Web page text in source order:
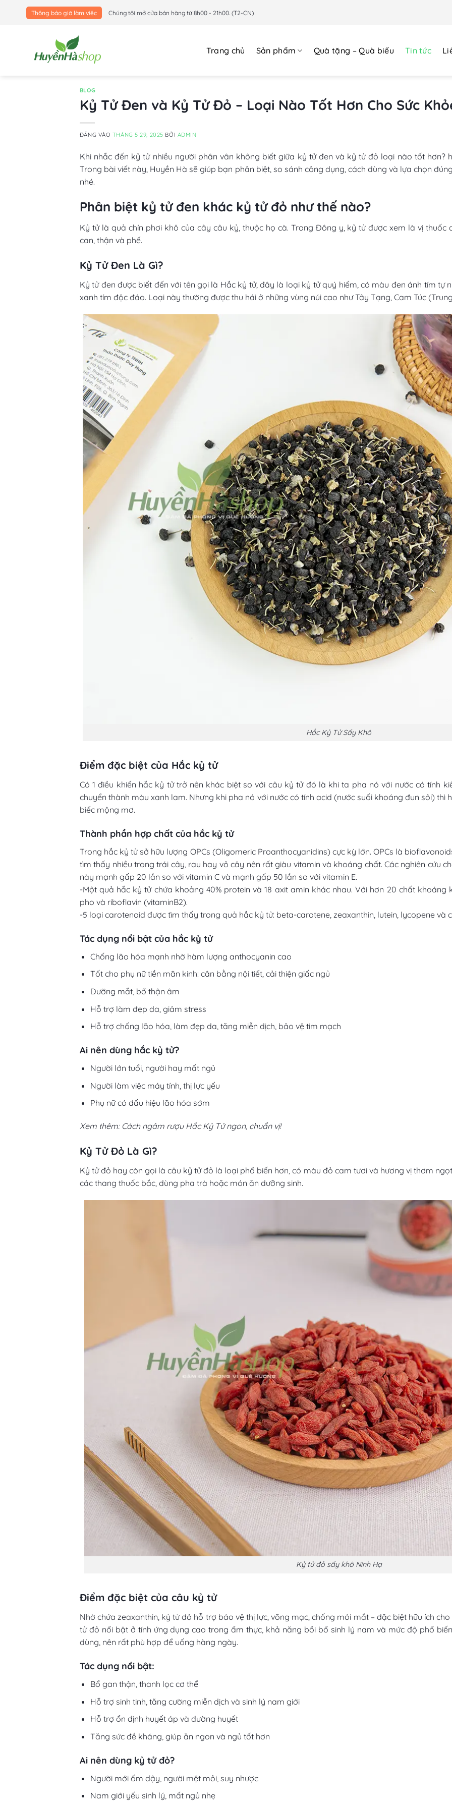
Thông báo giờ làm việc Chúng tôi mở cửa bán hàng từ 8h00 - 21h00. (T2-CN)
Trang chủ Sản phẩm Quà tặng – Quà biếu Tin tức
BLOG
Kỷ Tử Đen và Kỷ Tử Đỏ – Loại Nào Tốt Hơn Cho Sức
ĐĂNG VÀO THÁNG 5 29, 2025 BỞI ADMIN
Khi nhắc đến kỷ tử nhiều người phân vân không biết giữa kỷ tử đen và kỷ tử đỏ loại nào tốt
Trong bài viết này, Huyền Hà sẽ giúp bạn phân biệt, so sánh công dụng, cách dùng và lựa chọn
nhé.
Phân biệt kỷ tử đen khác kỷ tử đỏ như thế nào?
Kỷ tử là quả chín phơi khô của cây câu kỷ, thuộc họ cà. Trong Đông y, kỷ tử được xem là vị thuốc
can, thận và phế.
Kỷ Tử Đen Là Gì?
Kỷ tử đen được biết đến với tên gọi là Hắc kỷ tử, đây là loại kỷ tử quý hiếm, có màu đen ánh tím tự
xanh tím độc đáo. Loại này thường được thu hái ở những vùng núi cao như Tây Tạng, Cam Túc
Hắc Kỷ Tử Sấy Khô
Điểm đặc biệt của Hắc kỷ tử
Có 1 điều khiến hắc kỷ tử trở nên khác biệt so với câu kỷ tử đó là khi ta pha nó với nước có tính
chuyển thành màu xanh lam. Nhưng khi pha nó với nước có tính acid (nước suối khoáng đun sôi) thì
biếc mộng mơ.
Thành phần hợp chất của hắc kỷ tử
Trong hắc kỷ tử sở hữu lượng OPCs (Oligomeric Proanthocyanidins) cực kỳ lớn. OPCs là
tìm thấy nhiều trong trái cây, rau hay vỏ cây nên rất giàu vitamin và khoáng chất. Các nghiên cứu
này mạnh gấp 20 lần so với vitamin C và mạnh gấp 50 lần so với vitamin E.
-Một quả hắc kỷ tử chứa khoảng 40% protein và 18 axit amin khác nhau. Với hơn 20 chất
pho và riboflavin (vitaminB2).
-5 loại carotenoid được tìm thấy trong quả hắc kỷ tử: beta-carotene, zeaxanthin, lutein, lycopene và
Tác dụng nổi bật của hắc kỷ tử
Chống lão hóa mạnh nhờ hàm lượng anthocyanin cao
Tốt cho phụ nữ tiền mãn kinh: cân bằng nội tiết, cải thiện giấc ngủ
Dưỡng mắt, bổ thận âm
Hỗ trợ làm đẹp da, giảm stress
Hỗ trợ chống lão hóa, làm đẹp da, tăng miễn dịch, bảo vệ tim mạch
Ai nên dùng hắc kỷ tử?
Người lớn tuổi, người hay mất ngủ
Người làm việc máy tính, thị lực yếu
Phụ nữ có dấu hiệu lão hóa sớm
Xem thêm: Cách ngâm rượu Hắc Kỷ Tử ngon, chuẩn vị!
Kỷ Tử Đỏ Là Gì?
Kỷ tử đỏ hay còn gọi là câu kỷ tử đỏ là loại phổ biến hơn, có màu đỏ cam tươi và hương vị thơm
các thang thuốc bắc, dùng pha trà hoặc món ăn dưỡng sinh.
Kỷ tử đỏ sấy khô Ninh Hạ
Điểm đặc biệt của câu kỷ tử
Nhờ chứa zeaxanthin, kỷ tử đỏ hỗ trợ bảo vệ thị lực, võng mạc, chống mỏi mắt – đặc biệt hữu ích
tử đỏ nổi bật ở tính ứng dụng cao trong ẩm thực, khả năng bồi bổ sinh lý nam và mức độ phổ
dùng, nên rất phù hợp để uống hàng ngày.
Tác dụng nổi bật:
Bổ gan thận, thanh lọc cơ thể
Hỗ trợ sinh tinh, tăng cường miễn dịch và sinh lý nam giới
Hỗ trợ ổn định huyết áp và đường huyết
Tăng sức đề kháng, giúp ăn ngon và ngủ tốt hơn
Ai nên dùng kỷ tử đỏ?
Người mới ốm dậy, người mệt mỏi, suy nhược
Nam giới yếu sinh lý, mất ngủ nhẹ